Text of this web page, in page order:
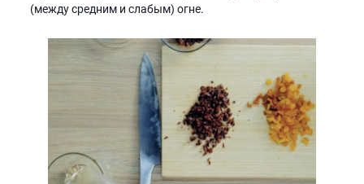
(между средним и слабым) огне.